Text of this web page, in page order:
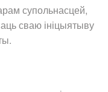
супольнасцей,
сваю ініцыятыву